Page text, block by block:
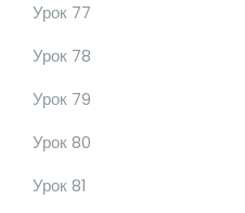
Урок 77
Урок 78
Урок 79
Урок 80
Урок 81